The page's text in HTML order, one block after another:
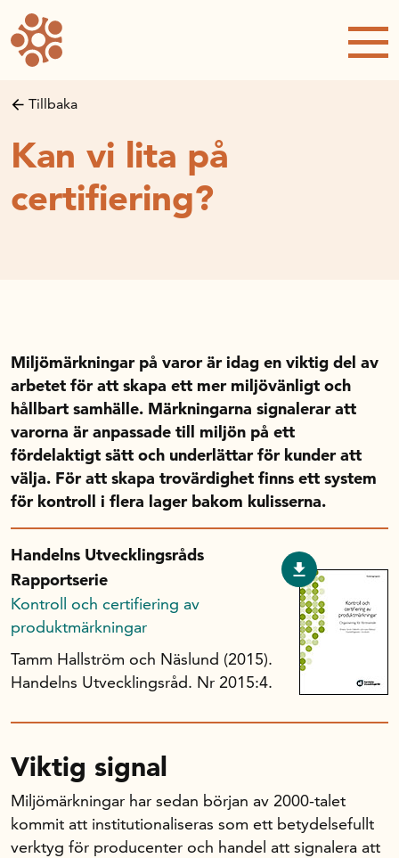
Forskning och utveckling
Forskningsprojekt
Rapporter och publikationer
NRWC – Nordic Retail and Wholesale
conference
Strategi och utveckling
Forskningsprojekt
Postdoc-stöd
Handelns studentuppsatspris
Infrastrukturellt stöd
Planeringsanslag
Unga forskare
Forskningssatsningar
Kompetens och omställning
Handelns ekonomiska råd
Kalender
Handelsrådet Play
Om oss
Tillbaka
Kan vi lita på
certifiering?
Miljömärkningar på varor är idag en viktig del av
arbetet för att skapa ett mer miljövänligt och
hållbart samhälle. Märkningarna signalerar att
varorna är anpassade till miljön på ett
fördelaktigt sätt och underlättar för kunder att
välja. För att skapa trovärdighet finns ett system
för kontroll i flera lager bakom kulisserna.
Handelns Utvecklingsråds
Rapportserie
Kontroll och certifiering av
produktmärkningar
Tamm Hallström och Näslund (2015).
Handelns Utvecklingsråd. Nr 2015:4.
Viktig signal
Miljömärkningar har sedan början av 2000-talet
kommit att institutionaliseras som ett betydelsefullt
verktyg för producenter och handel att signalera att